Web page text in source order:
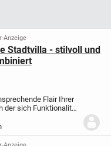
Anzeige
Stadtvilla - stilvoll und
Flair Ihrer
der sich Funktionalität
gestaltete Wohn-
entspannten...